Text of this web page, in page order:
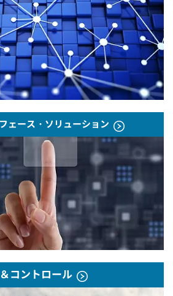
ェース・ソリューション
コントロール